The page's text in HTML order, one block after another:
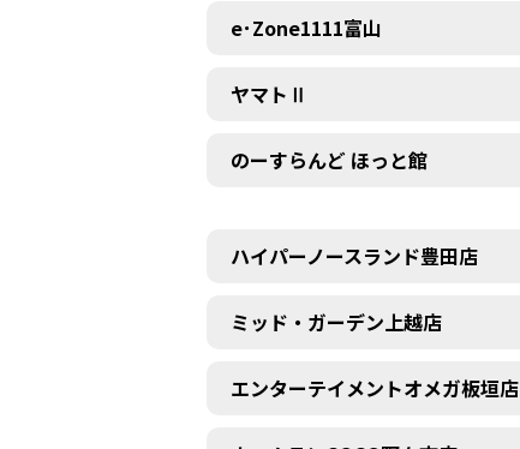
e･Zone1111富山
ヤマトⅡ
のーすらんど ほっと館
ハイパーノースランド豊田店
ミッド・ガーデン上越店
エンターテイメントオメガ板垣店